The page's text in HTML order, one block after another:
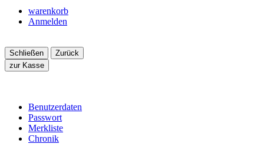
warenkorb
Anmelden
Schließen
Zurück
zur Kasse
Benutzerdaten
Passwort
Merkliste
Chronik